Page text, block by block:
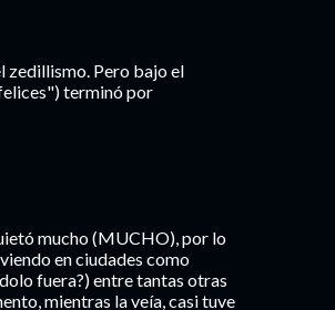
zedillismo. Pero bajo el
terminó por
mucho (MUCHO), por lo
en ciudades como
fuera?) entre tantas otras
mientras la veía, casi tuve